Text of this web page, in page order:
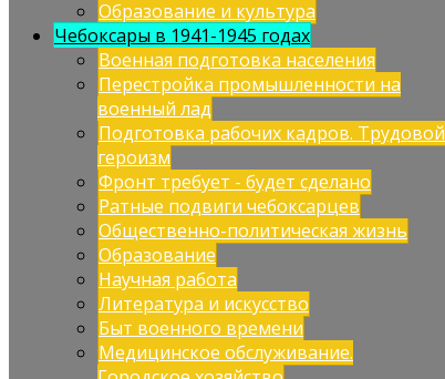
Образование и культура
Чебоксары в 1941-1945 годах
Военная подготовка населения
Перестройка промышленности на
военный лад
Подготовка рабочих кадров. Трудовой
героизм
Фронт требует - будет сделано
Ратные подвиги чебоксарцев
Общественно-политическая жизнь
Образование
Научная работа
Литература и искусство
Быт военного времени
Медицинское обслуживание.